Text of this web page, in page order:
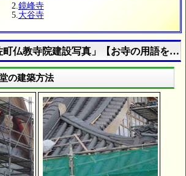
2. 鏡峰寺
5. 大谷寺
町仏教寺院建設写真」【お寺の用語を調
の建築方法